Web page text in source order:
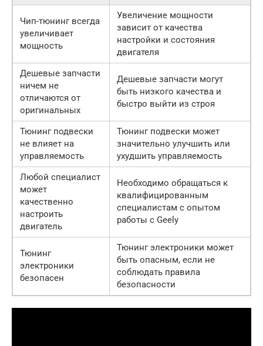
Чип-тюнинг всегда
увеличивает
мощность
Увеличение мощности
зависит от качества
настройки и состояния
двигателя
Дешевые запчасти
ничем не
отличаются от
оригинальных
Дешевые запчасти могут
быть низкого качества и
быстро выйти из строя
Тюнинг подвески
не влияет на
управляемость
Тюнинг подвески может
значительно улучшить или
ухудшить управляемость
Любой специалист
может
качественно
настроить
двигатель
Необходимо обращаться к
квалифицированным
специалистам с опытом
работы с Geely
Тюнинг
электроники
безопасен
Тюнинг электроники может
быть опасным, если не
соблюдать правила
безопасности